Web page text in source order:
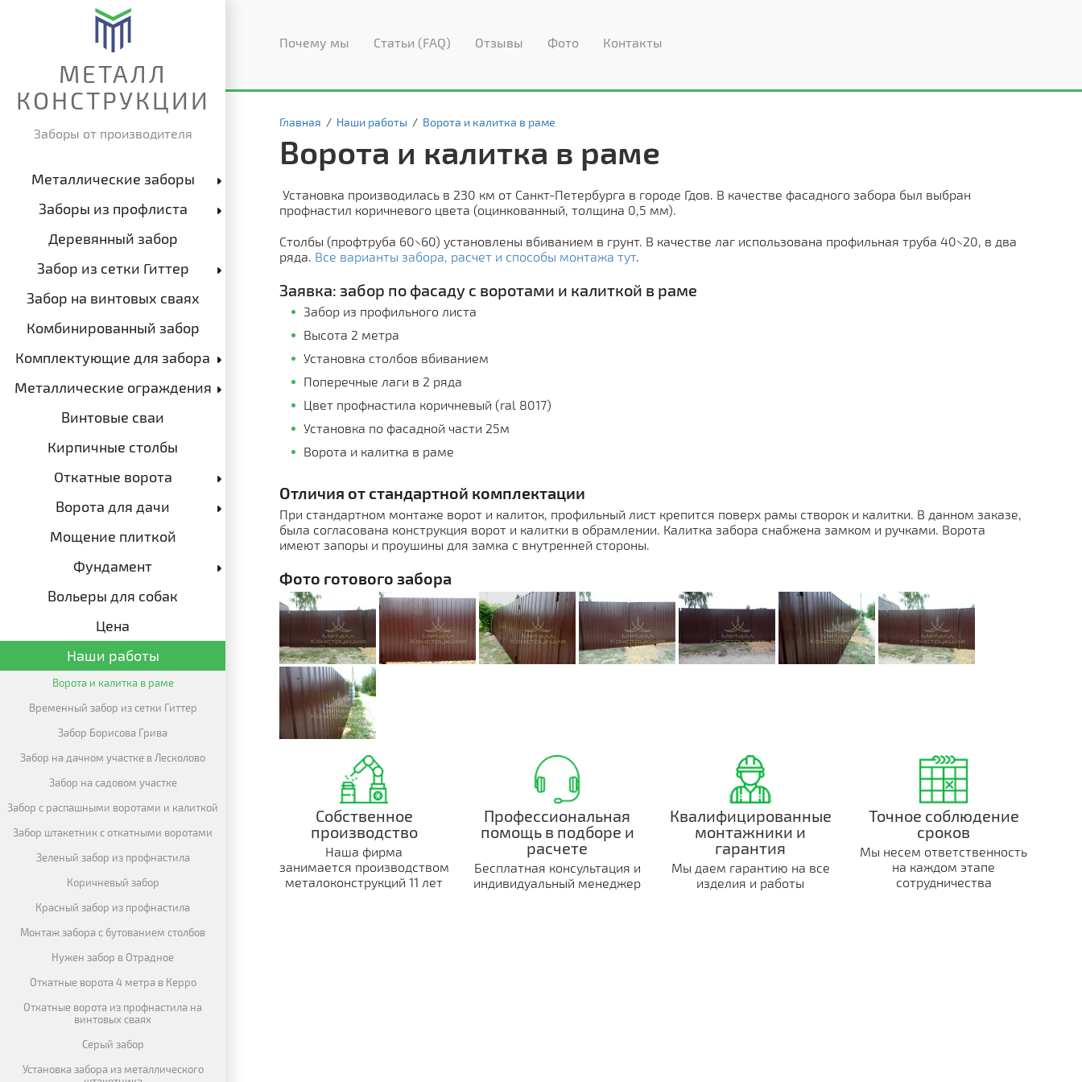
МЕТАЛЛ
КОНСТРУКЦИИ
Заборы от производителя
Металлические заборы
Заборы из профлиста
Деревянный забор
Забор из сетки Гиттер
Забор на винтовых сваях
Комбинированный забор
Комплектующие для забора
Металлические ограждения
Винтовые сваи
Кирпичные столбы
Откатные ворота
Ворота для дачи
Мощение плиткой
Фундамент
Вольеры для собак
Цена
Наши работы
Ворота и калитка в раме
Временный забор из сетки Гиттер
Забор Борисова Грива
Забор на дачном участке в Лесколово
Забор на садовом участке
Забор с распашными воротами и калиткой
Забор штакетник с откатными воротами
Зеленый забор из профнастила
Коричневый забор
Красный забор из профнастила
Монтаж забора с бутованием столбов
Нужен забор в Отрадное
Откатные ворота 4 метра в Керро
Откатные ворота из профнастила на
винтовых сваях
Серый забор
Установка забора из металлического
Почему мы Статьи (FAQ) Отзывы Фото Контакты
Главная / Наши работы / Ворота и калитка в раме
Ворота и калитка в раме
Установка производилась в 230 км от Санкт-Петербурга в городе Гдов. В качестве фасадного забора был выбран
профнастил коричневого цвета (оцинкованный, толщина 0,5 мм).
Столбы (профтруба 60×60) установлены вбиванием в грунт. В качестве лаг использована профильная труба 40×20, в два
ряда. Все варианты забора, расчет и способы монтажа тут.
Заявка: забор по фасаду с воротами и калиткой в раме
Забор из профильного листа
Высота 2 метра
Установка столбов вбиванием
Поперечные лаги в 2 ряда
Цвет профнастила коричневый (ral 8017)
Установка по фасадной части 25м
Ворота и калитка в раме
Отличия от стандартной комплектации
При стандартном монтаже ворот и калиток, профильный лист крепится поверх рамы створок и калитки. В данном заказе,
была согласована конструкция ворот и калитки в обрамлении. Калитка забора снабжена замком и ручками. Ворота
имеют запоры и проушины для замка с внутренней стороны.
Фото готового забора
Собственное
производство
Наша фирма
занимается производством
металоконструкций 11 лет
Профессиональная
помощь в подборе и
расчете
Бесплатная консультация и
индивидуальный менеджер
Квалифицированные
монтажники и
гарантия
Мы даем гарантию на все
изделия и работы
Точное соблюдение
сроков
Мы несем ответственность
на каждом этапе
сотрудничества